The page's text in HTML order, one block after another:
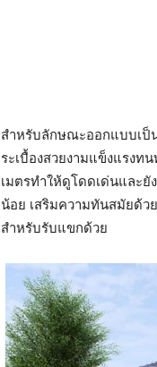
สำหรับลักษณะออกแบบเป็
ระเบื้องสวยงามแข็งแรง
เมตรทำให้ดูโดดเด่นและ
น้อย เสริมความทันสมัยด้ว
สำหรับรับแขกด้วย